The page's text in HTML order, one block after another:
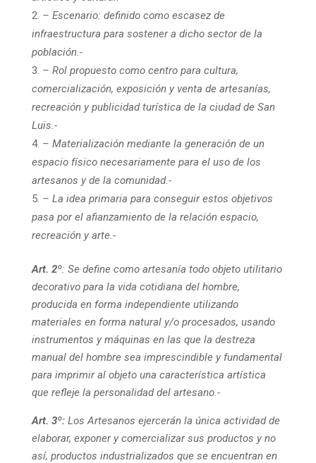
– Escenario: definido como escasez de
infraestructura para sostener a dicho sector de la
población.-
– Rol propuesto como centro para cultura,
comercialización, exposición y venta de artesanías,
recreación y publicidad turística de la ciudad de San
Luis.-
– Materialización mediante la generación de un
espacio físico necesariamente para el uso de los
artesanos y de la comunidad.-
– La idea primaria para conseguir estos objetivos
pasa por el afianzamiento de la relación espacio,
recreación y arte.-
Art. 2º: Se define como artesanía todo objeto utilitario
decorativo para la vida cotidiana del hombre,
producida en forma independiente utilizando
materiales en forma natural y/o procesados, usando
instrumentos y máquinas en las que la destreza
manual del hombre sea imprescindible y fundamental
para imprimir al objeto una característica artística
que refleje la personalidad del artesano.-
Art. 3º:Los Artesanos ejercerán la única actividad de
elaborar, exponer y comercializar sus productos y no
así, productos industrializados que se encuentran en